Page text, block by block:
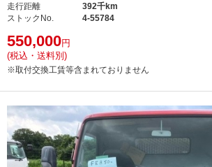
走行距離
392千km
ストックNo.
4-55784
550,000円
(税込・送料別)
※取付交換工賃等含まれておりません